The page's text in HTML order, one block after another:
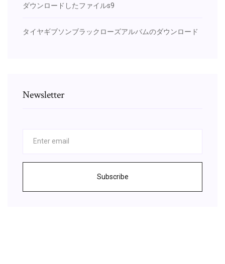
ダウンロードしたファイルs9
タイヤギブソンブラックローズアルバムのダウンロード
Newsletter
Subscribe